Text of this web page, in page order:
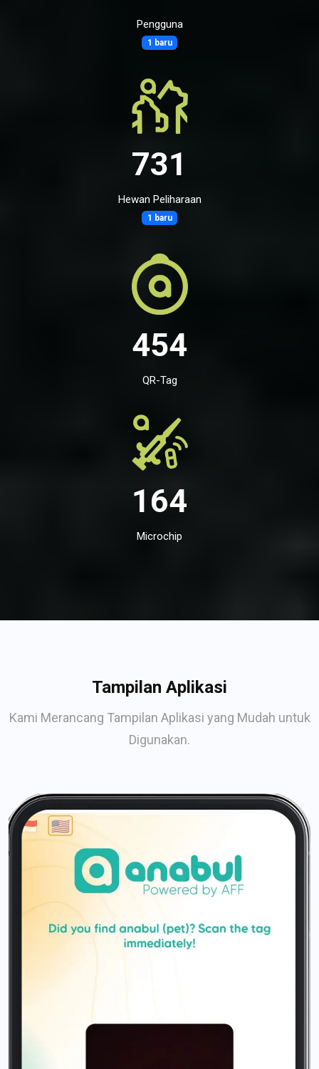
Pengguna
1 baru
731
Hewan Peliharaan
1 baru
454
QR-Tag
164
Microchip
Tampilan Aplikasi
Kami Merancang Tampilan Aplikasi yang Mudah untuk
Digunakan.